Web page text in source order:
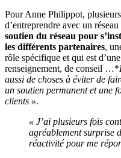
Pour Anne Philippot,
d’entreprendre avec un
soutien du réseau pour
les différents partenaires,
rôle spécifique et qui est
renseignement, de conseil …*
aussi de choses à éviter de
un soutien permanent et une
clients ».
« J’ai plusieurs fois
agréablement surprise
réactivité pour me